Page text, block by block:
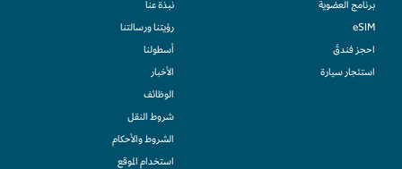
برنامج العضوية
eSIM
احجز فندقً
استئجار سيارة
نبذة عنا
رؤيتنا ورسالتنا
أسطولنا
الأخبار
الوظائف
شروط النقل
الشروط والأحكام
استخدام الموقع